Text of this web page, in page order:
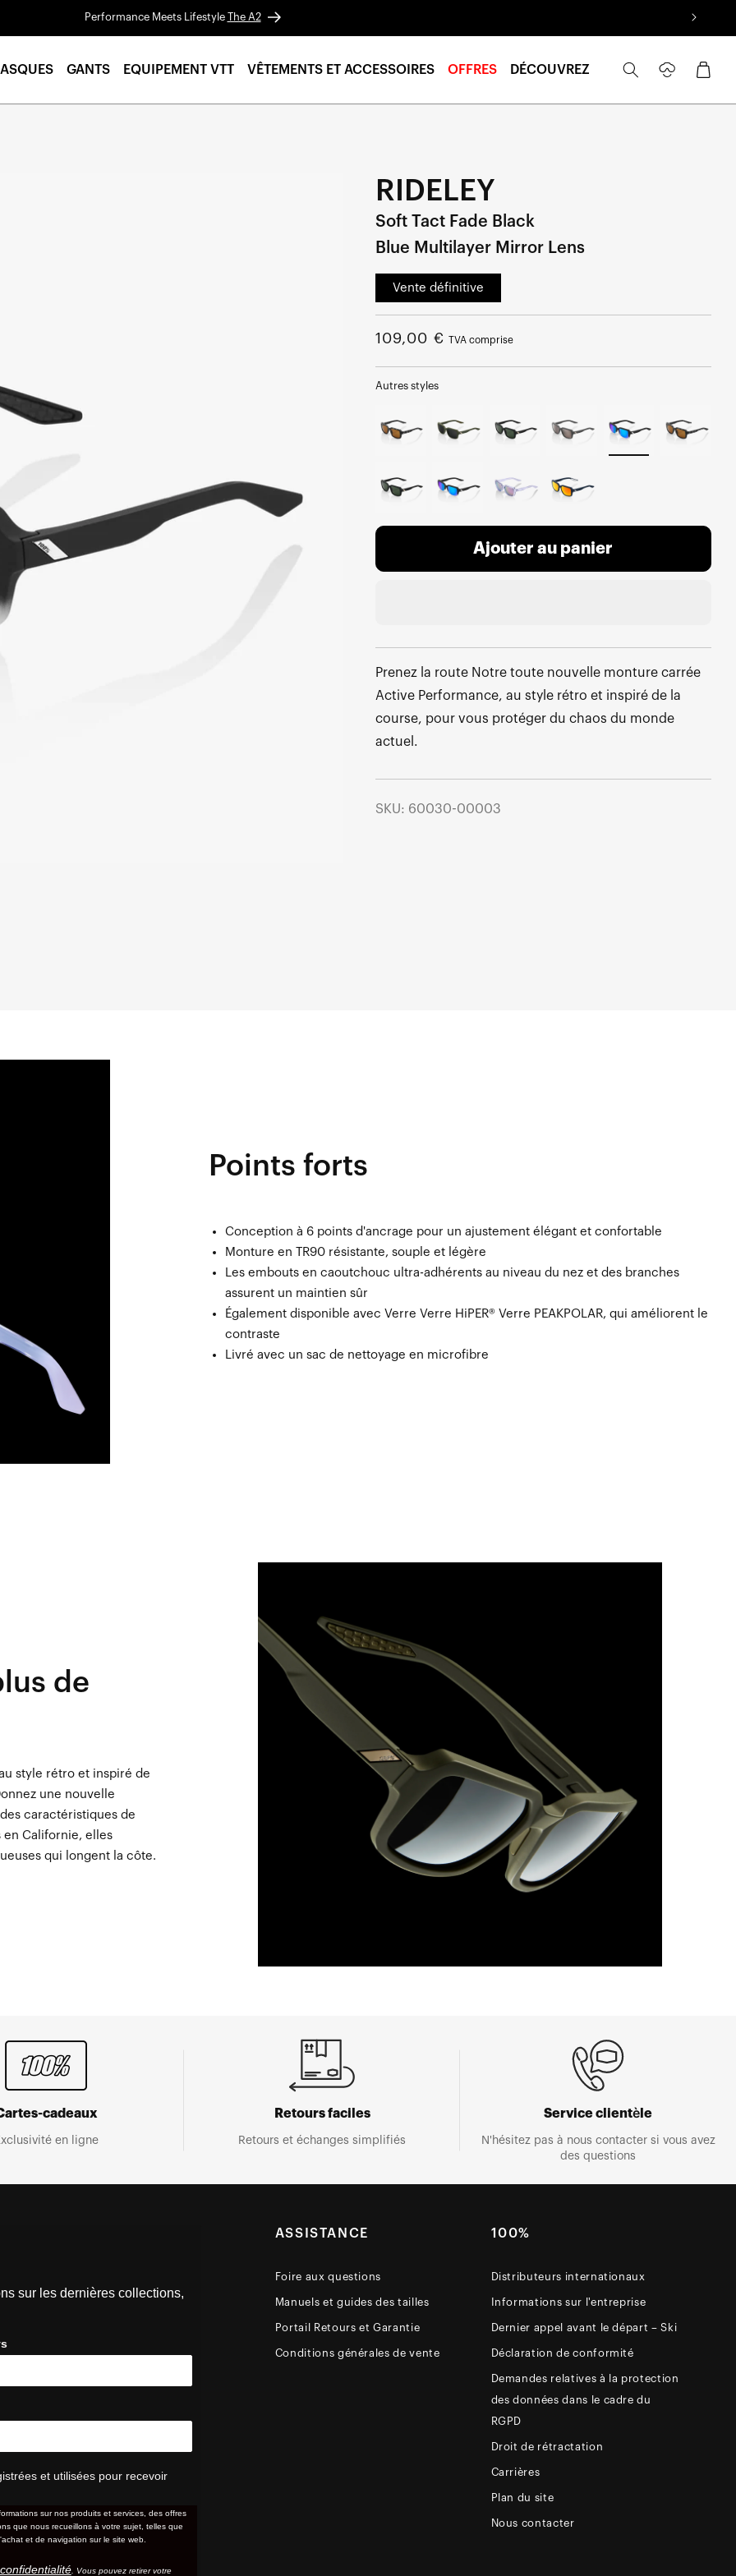
Performance Meets Lifestyle The A2
GANTS EQUIPEMENT VTT VÊTEMENTS ET ACCESSOIRES OFFRES DÉCOUVREZ
connecter
Panier
RIDELEY
Soft Tact Fade Black
Blue Multilayer Mirror Lens
Vente définitive
Prix
109,00 € TVA comprise
Autres styles
Ajouter au panier
Prenez la route Notre toute nouvelle monture carrée
Active Performance, au style rétro et inspiré de la
course, pour vous protéger du chaos du monde
actuel.
SKU: 60030-00003
Points forts
Conception à 6 points d'ancrage pour un ajustement élégant et confortable
Monture en TR90 résistante, souple et légère
Les embouts en caoutchouc ultra-adhérents au niveau du nez et des branches
assurent un maintien sûr
Également disponible avec Verre Verre HiPER® Verre PEAKPOLAR, qui améliorent le
contraste
Livré avec un sac de nettoyage en microfibre
de
style rétro et inspiré de
une nouvelle
caractéristiques de
en Californie, elles
qui longent la côte.
cadeaux
en ligne
Retours faciles
Retours et échanges simplifiés
Service clientèle
N'hésitez pas à nous contacter si vous avez
des questions
sur les dernières collections,
et utilisées pour recevoir
sur nos produits et services, des offres
que nous recueillons à votre sujet, telles que
et de navigation sur le site web.
. Vous pouvez retirer votre
ASSISTANCE
Foire aux questions
Manuels et guides des tailles
Portail Retours et Garantie
Conditions générales de vente
100%
Distributeurs internationaux
Informations sur l'entreprise
Dernier appel avant le départ – Ski
Déclaration de conformité
Demandes relatives à la protection
des données dans le cadre du
RGPD
Droit de rétractation
Carrières
Plan du site
Nous contacter